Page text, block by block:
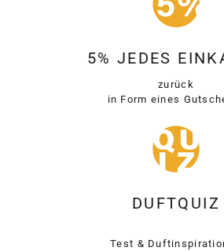
5% JEDES
zurück
in Form eines
DUFTQUIZ
Test &